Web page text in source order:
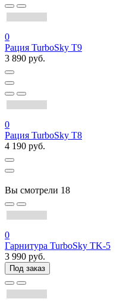
0
Рация TurboSky T9
3 890 руб.
0
Рация TurboSky T8
4 190 руб.
Вы смотрели 18
0
Гарнитура TurboSky TK-5
3 990 руб.
Под заказ